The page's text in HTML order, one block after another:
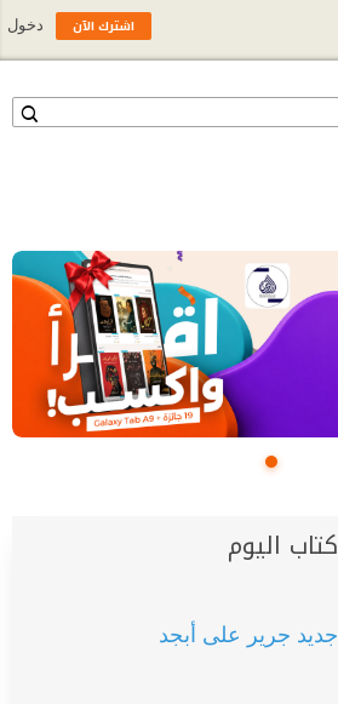
كتاب اليوم
جديد جرير على أبجد
اشترك الآن دخول